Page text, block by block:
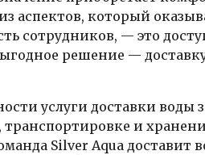
аспектов, который
сотрудников, — это
решение —
услуги доставки воды
и
Silver Aqua